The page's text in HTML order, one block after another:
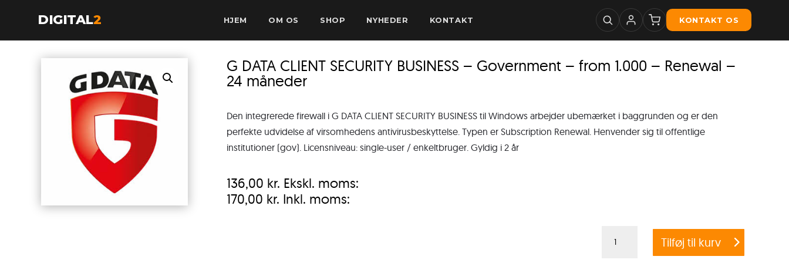
DIGITAL2 HJEM OM OS SHOP NYHEDER KONTAKT KONTAKT OS
G DATA CLIENT SECURITY BUSINESS – Government – from 1.000 – Renewal –
24 måneder
Den integrerede firewall i G DATA CLIENT SECURITY BUSINESS til Windows arbejder ubemærket i baggrunden og er den
perfekte udvidelse af virsomhedens antivirusbeskyttelse. Typen er Subscription Renewal. Henvender sig til offentlige
institutioner (gov). Licensniveau: single-user / enkeltbruger. Gyldig i 2 år
136,00 kr. Ekskl. moms:
170,00 kr. Inkl. moms:
Tilføj til kurv